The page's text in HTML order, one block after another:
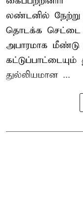
லண்டனில் நேற்று
தொடக்க செட்டை
அபாரமாக மீண்டு
கட்டுப்பாட்டையும்
துல்லியமான ...